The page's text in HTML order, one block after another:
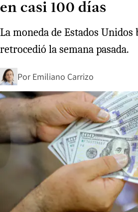
en casi 100 días
La moneda de Estados
retrocedió la semana pasada.
Por Emiliano Carrizo